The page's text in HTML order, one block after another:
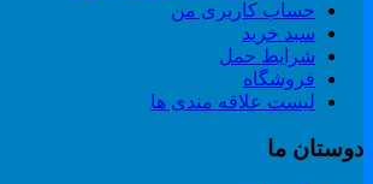
حساب کاربری من
سبد خرید
شرایط حمل
فروشگاه
لیست علاقه مندی ها
ما